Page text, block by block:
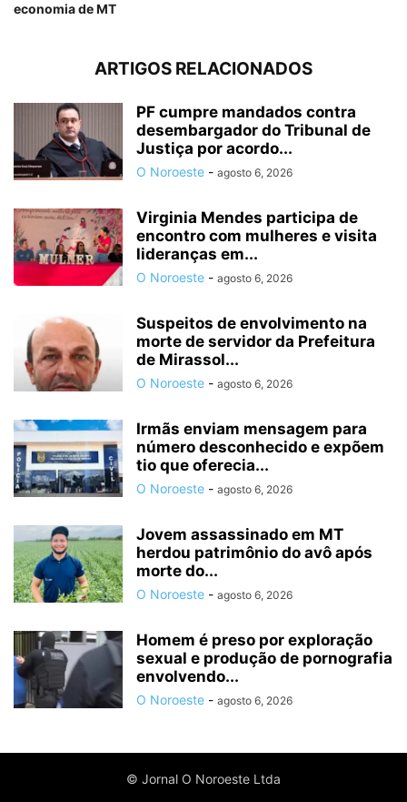
economia de MT
ARTIGOS RELACIONADOS
PF cumpre mandados contra
desembargador do Tribunal de
Justiça por acordo...
O Noroeste - agosto 6, 2026
Virginia Mendes participa de
encontro com mulheres e visita
lideranças em...
O Noroeste - agosto 6, 2026
Suspeitos de envolvimento na
morte de servidor da Prefeitura
de Mirassol...
O Noroeste - agosto 6, 2026
Irmãs enviam mensagem para
número desconhecido e expõem
tio que oferecia...
O Noroeste - agosto 6, 2026
Jovem assassinado em MT
herdou patrimônio do avô após
morte do...
O Noroeste - agosto 6, 2026
Homem é preso por exploração
sexual e produção de pornografia
envolvendo...
O Noroeste - agosto 6, 2026
© Jornal O Noroeste Ltda